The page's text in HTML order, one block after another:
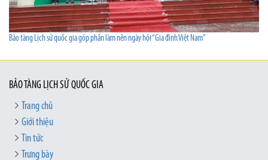
Bảo tàng Lịch sử quốc gia góp phần làm nên ngày hội “Gia đình Việt Nam”
BẢO TÀNG LỊCH SỬ QUỐC GIA
Trang chủ
Giới thiệu
Tin tức
Trưng bày